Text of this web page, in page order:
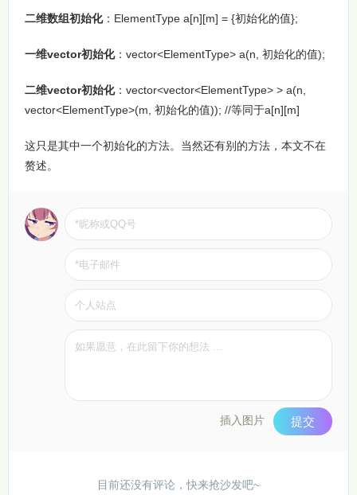
二维数组初始化：ElementType a[n][m] = {初始化的值};
一维vector初始化：vector<ElementType> a(n, 初始化的值);
二维vector初始化：vector<vector<ElementType> > a(n,
vector<ElementType>(m, 初始化的值)); //等同于a[n][m]
这只是其中一个初始化的方法。当然还有别的方法，本文不在
赘述。
插入图片 提交
目前还没有评论，快来抢沙发吧~